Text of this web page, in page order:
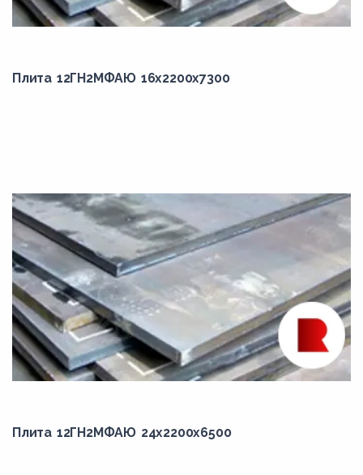
S235JR-N
S275JRC-AR
VL E36
К56/2
К60-D
ОсВ
РСD32
РСD40
РСE40
РСВ
С345
Плита 12ГН2МФАЮ 16x2200x7300
Плита 12ГН2МФАЮ 24x2200x6500